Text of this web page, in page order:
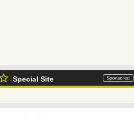
Special Site